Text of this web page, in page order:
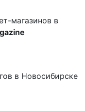
магазинов в
в Новосибирске